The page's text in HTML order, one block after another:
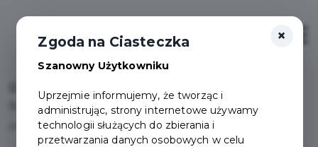
Budowa ulicy Strzeleckiego w Pruszczu Gdańskim -
zawarto umowę
×
Zgoda na Ciasteczka
Szanowny Użytkowniku
Uprzejmie informujemy, że tworząc i
administrując, strony internetowe używamy
technologii służących do zbierania i
przetwarzania danych osobowych w celu